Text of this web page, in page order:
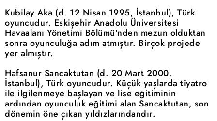
Kubilay Aka (d. 12 Nisan 1995, İstanbul), Türk
oyuncudur. Eskişehir Anadolu Üniversitesi
Havaalanı Yönetimi Bölümü'nden mezun olduktan
sonra oyunculuğa adım atmıştır. Birçok projede
yer almıştır.
Hafsanur Sancaktutan (d. 20 Mart 2000,
İstanbul), Türk oyuncudur. Küçük yaşlarda tiyatro
ile ilgilenmeye başlayan ve lise eğitiminin
ardından oyunculuk eğitimi alan Sancaktutan, son
dönemin öne çıkan yıldızlarındandır.